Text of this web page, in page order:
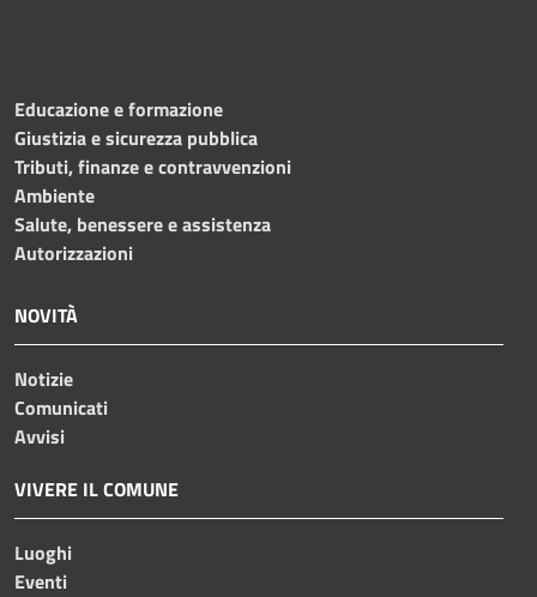
Educazione e formazione
Giustizia e sicurezza pubblica
Tributi, finanze e contravvenzioni
Ambiente
Salute, benessere e assistenza
Autorizzazioni
NOVITÀ
Notizie
Comunicati
Avvisi
VIVERE IL COMUNE
Luoghi
Eventi